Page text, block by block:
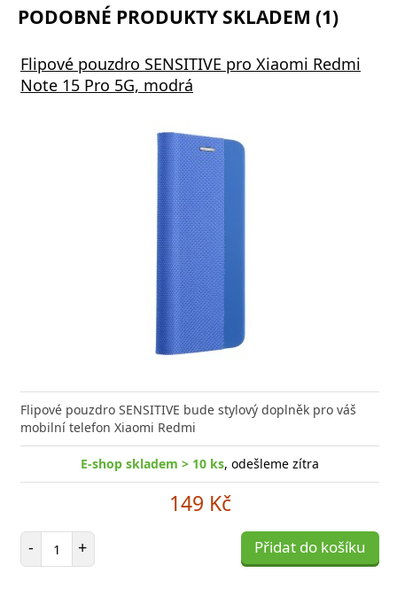
PODOBNÉ PRODUKTY SKLADEM (1)
Flipové pouzdro SENSITIVE pro Xiaomi Redmi
Note 15 Pro 5G, modrá
Flipové pouzdro SENSITIVE bude stylový doplněk pro váš
mobilní telefon Xiaomi Redmi
E-shop skladem > 10 ks, odešleme zítra
149 Kč
- Počet položek
+ Přidat do košíku